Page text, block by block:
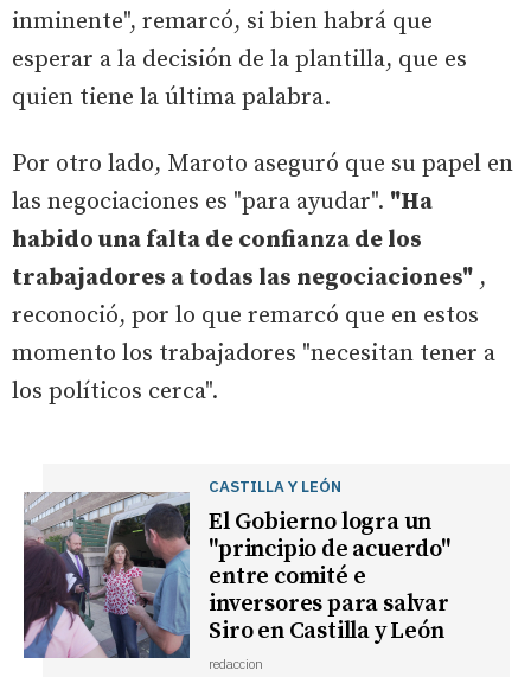
inminente", remarcó, si bien habrá que
esperar a la decisión de la plantilla, que es
quien tiene la última palabra.
Por otro lado, Maroto aseguró que su papel en
las negociaciones es "para ayudar". "Ha
habido una falta de confianza de los
trabajadores a todas las negociaciones" ,
reconoció, por lo que remarcó que en estos
momento los trabajadores "necesitan tener a
los políticos cerca".
CASTILLA Y LEÓN
El Gobierno logra un
"principio de acuerdo"
entre comité e
inversores para salvar
Siro en Castilla y León
redaccion